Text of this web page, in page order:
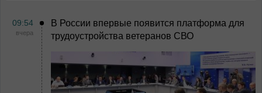
09:54
вчера
В России впервые появится платформа для
трудоустройства ветеранов СВО